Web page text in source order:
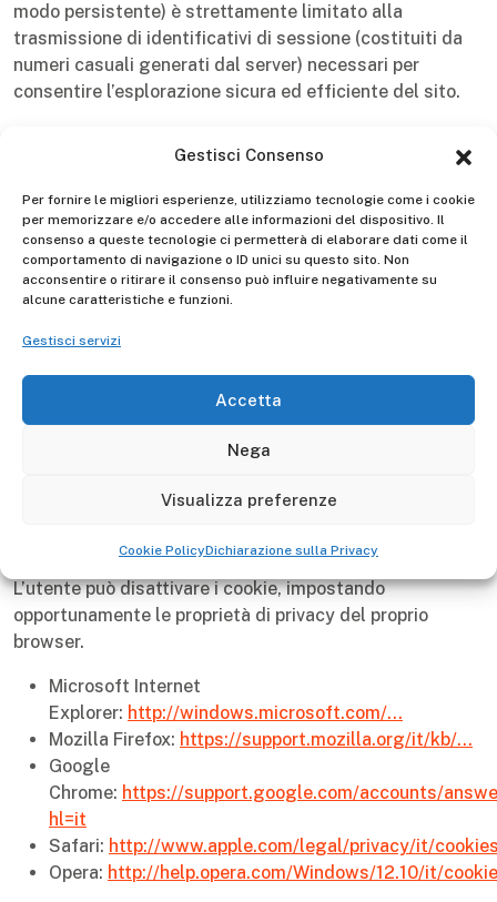
Gestisci Consenso
Per fornire le migliori esperienze, utilizziamo tecnologie come i cookie
per memorizzare e/o accedere alle informazioni del dispositivo. Il
consenso a queste tecnologie ci permetterà di elaborare dati come il
comportamento di navigazione o ID unici su questo sito. Non
acconsentire o ritirare il consenso può influire negativamente su
alcune caratteristiche e funzioni.
Gestisci servizi
Accetta
Nega
Visualizza preferenze
Cookie PolicyDichiarazione sulla Privacy
modo persistente) è strettamente limitato alla
trasmissione di identificativi di sessione (costituiti da
numeri casuali generati dal server) necessari per
consentire l’esplorazione sicura ed efficiente del sito.
dal sito senza il vostro consenso.Non viene fatto uso
carattere personale (per profilazione).
Cookie di terze parti
Il sito che sta navigando utilizza strumenti di analisi
in forma aggregata. Se si preferisce restringere,
bloccare o cancellare i cookie di questo sito, è possibile
farlo modificando la configurazione del proprio browser
possibile sfruttare tutte le funzionalità del sito.
Disattivazione dei cookie
L’utente può disattivare i cookie, impostando
opportunamente le proprietà di privacy del proprio
browser.
Microsoft Internet
Explorer: http://windows.microsoft.com/…
Mozilla Firefox: https://support.mozilla.org/it/kb/…
Google
Chrome: https://support.google.com/accounts/
hl=it
Safari: http://www.apple.com/legal/privacy/it/
Opera: http://help.opera.com/Windows/12.10/it/